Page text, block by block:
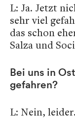
L: Ja. Jetzt
sehr viel
das schon
Salza und
Bei uns in
gefahren?
L: Nein,